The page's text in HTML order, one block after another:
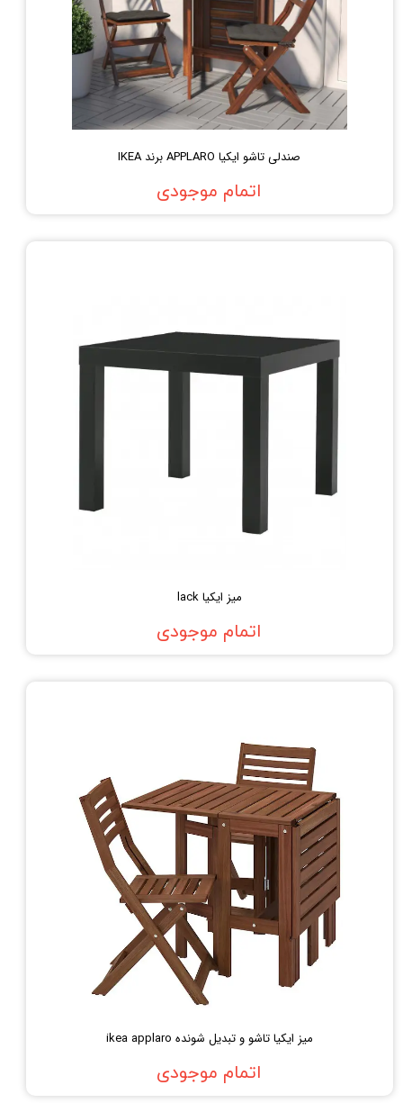
صندلی تاشو ایکیا APPLARO برند IKEA
اتمام موجودی
میز ایکیا lack
اتمام موجودی
میز ایکیا تاشو و تبدیل شونده ikea applaro
اتمام موجودی